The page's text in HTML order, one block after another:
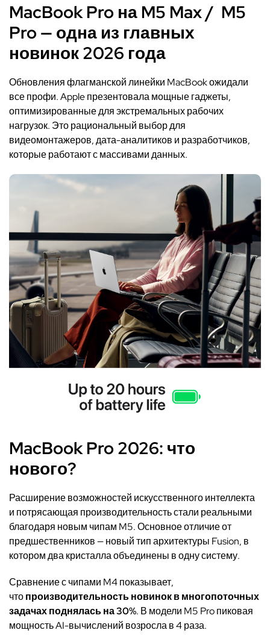
MacBook Pro на M5 Max / M5
Pro — одна из главных
новинок 2026 года
Обновления флагманской линейки MacBook ожидали
все профи. Apple презентовала мощные гаджеты,
оптимизированные для экстремальных рабочих
нагрузок. Это рациональный выбор для
видеомонтажеров, дата-аналитиков и разработчиков,
которые работают с массивами данных.
MacBook Pro 2026: что
нового?
Расширение возможностей искусственного интеллекта
и потрясающая производительность стали реальными
благодаря новым чипам M5. Основное отличие от
предшественников — новый тип архитектуры Fusion, в
котором два кристалла объединены в одну систему.
Сравнение с чипами M4 показывает,
чтопроизводительность новинок в многопоточных
задачах поднялась на 30%. В модели M5 Pro пиковая
мощность AI-вычислений возросла в 4 раза.